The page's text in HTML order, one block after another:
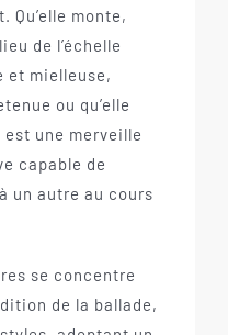
Qu’elle monte,
de l’échelle
et mielleuse,
ou qu’elle
une merveille
capable de
un autre au cours
se concentre
de la ballade,